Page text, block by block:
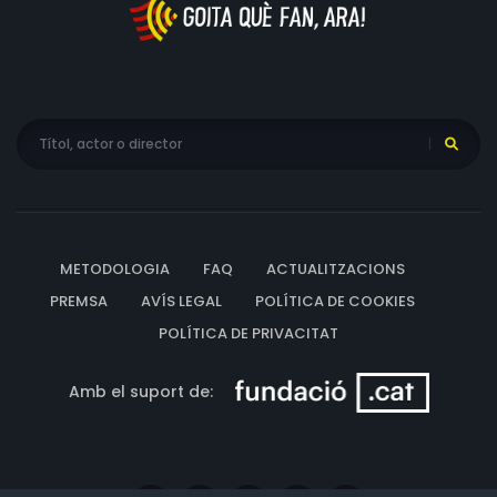
mirada curosa i plena d’empatia cap a una comunitat
METODOLOGIA FAQ
ACTUALITZACIONS
PREMSA
AVÍS LEGAL
POLÍTICA DE COOKIES
POLÍTICA DE PRIVACITAT
Amb el suport de: